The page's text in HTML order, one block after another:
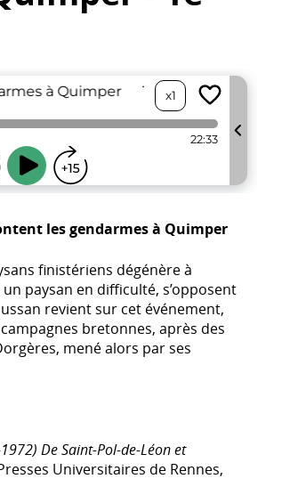
les gendarmes à Quimper
finistériens dégénère à
paysan en difficulté, s’opposent
revient sur cet événement,
bretonnes, après des
mené alors par ses
De Saint-Pol-de-Léon et
Universitaires de Rennes,